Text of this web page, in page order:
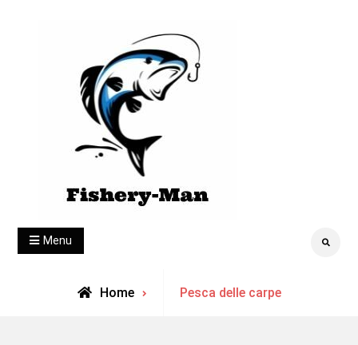
fishery-man
Menu Search
Home
Archive
Pesca delle carpe